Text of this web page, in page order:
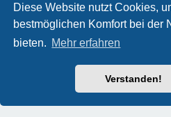
Diese Website nutzt Cookies,
bestmöglichen Komfort bei der
bieten. Mehr erfahren
Verstanden!